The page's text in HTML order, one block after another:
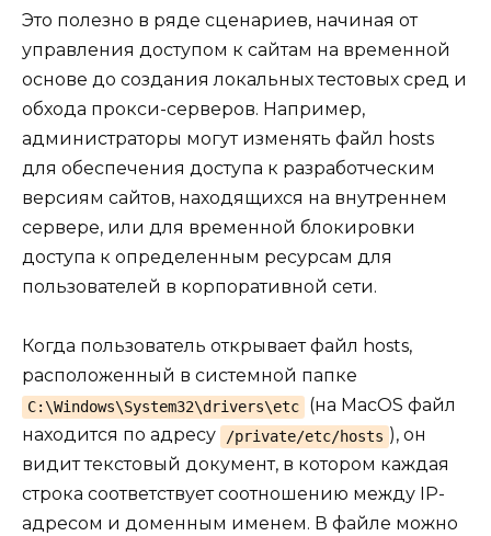
Это полезно в ряде сценариев, начиная от
управления доступом к сайтам на временной
основе до создания локальных тестовых сред и
обхода прокси-серверов. Например,
администраторы могут изменять файл hosts
для обеспечения доступа к разработческим
версиям сайтов, находящихся на внутреннем
сервере, или для временной блокировки
доступа к определенным ресурсам для
пользователей в корпоративной сети.
Когда пользователь открывает файл hosts,
расположенный в системной папке
C:\Windows\System32\drivers\etc
(на MacOS файл
находится по адресу
/private/etc/hosts ), он
видит текстовый документ, в котором каждая
строка соответствует соотношению между IP-
адресом и доменным именем. В файле можно